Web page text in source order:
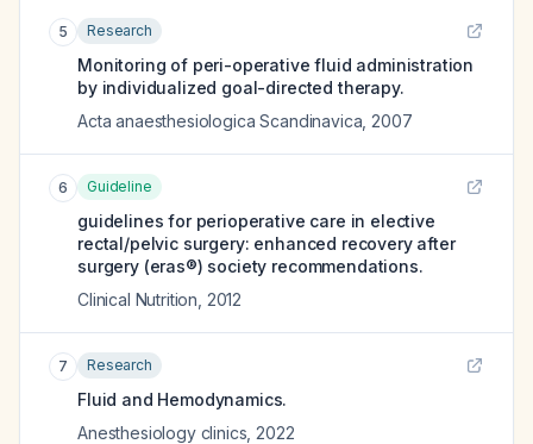
5 Research
Monitoring of peri-operative fluid administration
by individualized goal-directed therapy.
Acta anaesthesiologica Scandinavica 2007
6 Guideline
guidelines for perioperative care in elective
rectal/pelvic surgery: enhanced recovery after
surgery (eras®) society recommendations.
Clinical Nutrition 2012
7 Research
Fluid and Hemodynamics.
Anesthesiology clinics 2022